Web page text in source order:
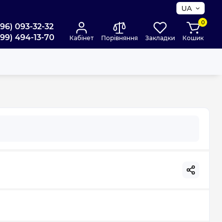
UA
093-32-32
494-13-70
Кабінет Порівняння Закладки
0
Кошик